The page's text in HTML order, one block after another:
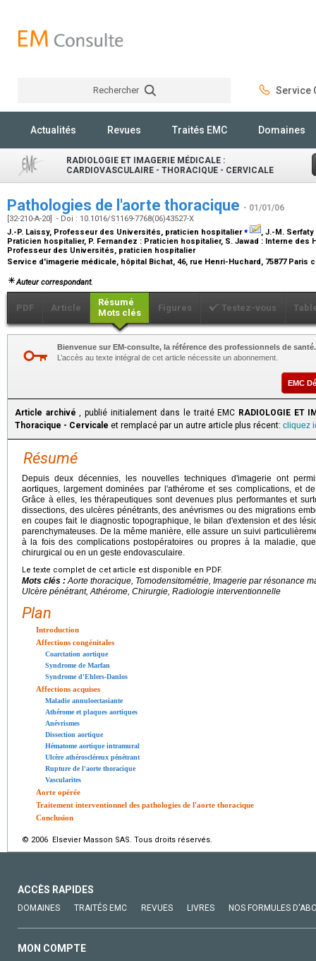
Rechercher Service
Actualités Revues Traités EMC Domaines
RADIOLOGIE ET IMAGERIE MÉDICALE :
CARDIOVASCULAIRE - THORACIQUE - CERVICALE
Pathologies de l'aorte thoracique - 01/01/06
[32-210-A-20] - Doi : 10.1016/S1169-7768(06)43527-X
J.-P. Laissy, Professeur des Universités, praticien hospitalier ⁎
, J.-M.
Praticien hospitalier, P. Fernandez : Praticien hospitalier, S. Jawad : Interne des
Professeur des Universités, praticien hospitalier
Service d'imagerie médicale, hôpital Bichat, 46, rue Henri-Huchard, 75877 Paris
Auteur correspondant.
PDF Article
Résumé
Mots clés
Figures Testez-vous
Bienvenue sur EM-consulte, la référence des professionnels de santé.
L’accès au texte intégral de cet article nécessite un abonnement.
EMC
Article archivé , publié initialement dans le traité EMC RADIOLOGIE ET
Thoracique - Cervicale et remplacé par un autre article plus récent: cliquez
Résumé
Depuis deux décennies, les nouvelles techniques d'imagerie ont
aortiques, largement dominées par l'athérome et ses complications, et
Grâce à elles, les thérapeutiques sont devenues plus performantes et
dissections, des ulcères pénétrants, des anévrismes ou des migrations
en coupes fait le diagnostic topographique, le bilan d'extension et des
parenchymateuses. De la même manière, elle assure un suivi
à la fois des complications postopératoires ou propres à la maladie,
chirurgical ou en un geste endovasculaire.
Le texte complet de cet article est disponible en PDF.
Mots clés :Aorte thoracique, Tomodensitométrie, Imagerie par résonance
Ulcère pénétrant, Athérome, Chirurgie, Radiologie interventionnelle
Plan
Introduction
Affections congénitales
Coarctation aortique
Syndrome de Marfan
Syndrome d'Ehlers-Danlos
Affections acquises
Maladie annuloectasiante
Athérome et plaques aortiques
Anévrismes
Dissection aortique
Hématome aortique intramural
Ulcère athéroscléreux pénétrant
Rupture de l'aorte thoracique
Vascularites
Aorte opérée
Traitement interventionnel des pathologies de l'aorte thoracique
Conclusion
© 2006 Elsevier Masson SAS. Tous droits réservés.
ACCÈS RAPIDES
DOMAINES TRAITÉS EMC REVUES LIVRES NOS FORMULES
MON COMPTE